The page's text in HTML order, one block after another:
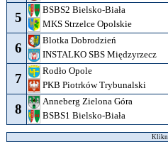
5
BSBS2 Bielsko-Biała
MKS Strzelce Opolskie
6
Blotka Dobrodzień
INSTALKO SBS Międzyrzecz
7
Rodło Opole
PKB Piotrków Trybunalski
8
Anneberg Zielona Góra
BSBS1 Bielsko-Biała